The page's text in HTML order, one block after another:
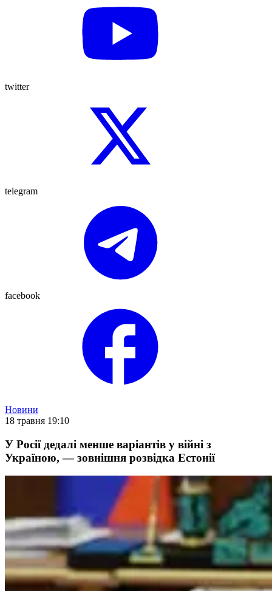
twitter
telegram
facebook
Новини
18 травня 19:10
У Росії дедалі менше варіантів у війні з
Україною, — зовнішня розвідка Естонії